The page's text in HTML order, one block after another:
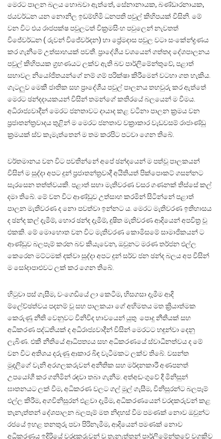
මෙරට පාලන බලය හොබවා ඇත්තේ, සේනානායක, බණ්ඩාරනායක,
ජයවර්ධන යන නොනිල ඉඩම්හිමි ධනපති පවුල් කිහිපයක් විසිනි. මේ
වන විට එය රාජපක්ෂ පවුලටත් වික්‍රමසිංහ පවුලෙන් නැවතත්
විජේවර්ධන ( රුවන් විජේවර්දන) හා ප්‍රේමදාස පවුල වටා සංකේන්ද්‍රණය
කර ගැනීමේ උත්සාහයක් පවතී. ප්‍රාදේශීය වශයෙන් ගත්තද දේශපාලනය
පවුල් කිහිපයක ග්‍රහණයට ලක්ව ඇති බව පාර්ලිමේන්තුවේ, පළාත්
සභාවල නියෝජිතයන්ගේ නම් ගම් පරික්ෂා කිරීමෙන් වටහා ගත හැකිය.
ගැටලුව මෙකී ජාතික සහ ප්‍රාදේශීය පවුල් පාලනය තහවුරු කර ඇත්තේ
මෙරට ඡන්දදායකයන් විසින් තමන්ගේ කතිරයේ බලයෙන් ම වීමය.
අධිරාජ්‍යවාදීන් මෙරට ජනතාවට දායාද කළ වටිනා පාලන ක්‍රමය වන
ප්‍රජාතන්ත්‍රවාදය තුළින් ම මෙරට ජනතාව වක්‍රාකාර වැඩවසම් රාජාණ්ඩු
ක්‍රමයක් ස්ව කැමැත්තෙන් ම තම කරපිට පටවා ගෙන තිබේ.
වර්තමානය වන විට පවතින්නේ අපේ ඡන්දයෙන් ම පත්වූ පාලකයන්
විසින් ම සුද්දා අපට දුන් ප්‍රජාතන්ත්‍රවාදී අයිතියත් පික්පොකට් ගසන්නට
සැරසෙන තත්ත්වයකි. පළාත් සභා මැතිවරණ වසර ගණනක් තිස්සේ කල්
දමා තිබේ. මේ වන විට ආණ්ඩුව උත්සාහ කරමින් සිටින්නේ පළාත්
පාලන මැතිවරණ ද නො පවත්වා ඉන්නට ය. මෙරට මැතිවරණ ඉතිහාසය
ද ඡන්ද කල් දැමීම්, හොර ඡන්ද දැමීම්, දූෂිත මැතිවරණ ආදියෙන් අපවිත්‍ර වූ
එකකි. මේ මොහොත වන විට මැතිවරණ කොමිසමේ සාමාජිකයන් ට
ආණ්ඩුව බලපෑම් කරන බව කියැවෙන, ඔවුනට මරණ තර්ජන එල්ල
කෙරෙන මට්ටමක් දක්වා සුද්දා අපට දුන් සර්ව ජන ඡන්ද බලය අප විසින්
ම සෝදාපාළුවට ලක් කර ගෙන තිබේ.
හිටුවා පස් ගැසීම, වංගෙඩියේ ලා කෙටීම, හිසගසා දැමීම ආදි
ම්ලේච්ඡත්වය පදනම් වූ සහ පාලකයා ගේ අභිමතය මත ක්‍රියාත්මක
කෙරුණු නීති වෙනුවට විනිවිද භාවයෙන් යුතු පොදු නීතියක් සහ
අධිකරණ පද්ධතියක් ද අධිරාජ්‍යවාදීන් විසින් මෙරටට හඳුන්වා දෙනු
ලැබිණ. එකී නීතියේ ආධිපත්‍යය සහ අධිකරණයේ ස්වාධීනත්වය ද මේ
වන විට අතිශය දරුණු ආකාර බිඳ වැටීමකට ලක්ව තිබේ. වසන්ත
මුදලිගේ වැනි අරගලකරුවන් අනීතික සහ මර්දනකාරී අණපනත්
උපයෝගී කර ගනිමින් රඳවා තබා ගැනීම. අත්අඩංගුවේ දී මිනිසුන්
ඝාතනයට ලක් වීම, අධිකරණ වලට ගල් මුල් ගැසීම, විනිසුරන්ට බලපෑම්
එල්ල කිරීම, අගවිනිසුරන් එළවා දැමීම, අධිකරණයෙන් වරදකරුවන් කළ
තැනැත්තන් දේශපාලන බලපෑම් මත නිදහස් වීම පමණක් නොව ඔවුන්ට
රජයේ ඉහළ තනතුරු පවා පිරිනැමීම, ආදියෙන් පමණක් නොව
අධිකරණය ඉදිරියේ වරදකරුවන් වූ තැනැත්තන් පාර්ලිමේන්තුවේ වගකිව